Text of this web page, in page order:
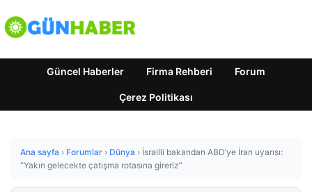
Güncel Haberler Firma Rehberi Forum
Çerez Politikası
Ana sayfa › Forumlar › Dünya › İsrailli bakandan ABD’ye İran uyarısı:
“Yakın gelecekte çatışma rotasına gireriz”